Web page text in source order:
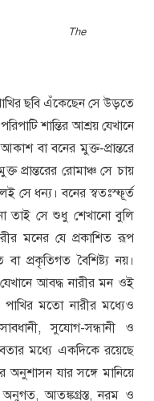
The
পাখির ছবি এঁকেছেন সে উড়তে
শান্তির আশ্রয় যেখানে
বা বনের মুক্ত-প্রান্তরে
প্রান্তরের রোমাঞ্চ সে চায়
সে ধন্য। বনের স্বতঃস্ফূর্ত
তাই সে শুধু শেখানো বুলি
মনের যে প্রকাশিত রূপ
প্রকৃতিগত বৈশিষ্ট্য নয়।
যেখানে আবদ্ধ নারীর মন ওই
মতো নারীর মধ্যেও
সুযোগ-সন্ধানী ও
মধ্যে একদিকে রয়েছে
অনুশাসন যার সঙ্গে মানিয়ে
অনুগত, আতঙ্কগ্রস্ত, নরম ও